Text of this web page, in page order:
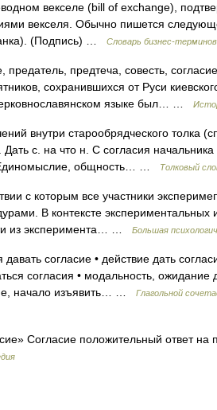
векселе (bill of exchange),
векселя. Обычно пишется
(Подпись) …
Словарь бизнес-терминов
предтеча, совесть,
сохранившихся от Руси
языке был… …
внутри старообрядческого толка
с. на что н. С согласия
Единомыслие, общность… …
Толковый
с которым все участники
В контексте экспериментальных
из эксперимента… …
Большая
согласие • действие дать
согласия • модальность, ожидание
начало изъявить… …
Глагольной
Согласие положительный ответ на